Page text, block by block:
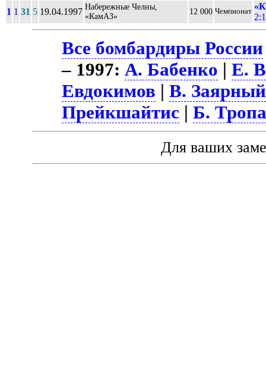
1 1 31 5 19.04.1997 Набережные Челны,
«КамАЗ»
12 000 Чемпионат
2:1
Все бомбардиры России
– 1997:А. Бабенко |Е.
Евдокимов |В. Заярный
Прейкшайтис |Б.
Для ваших